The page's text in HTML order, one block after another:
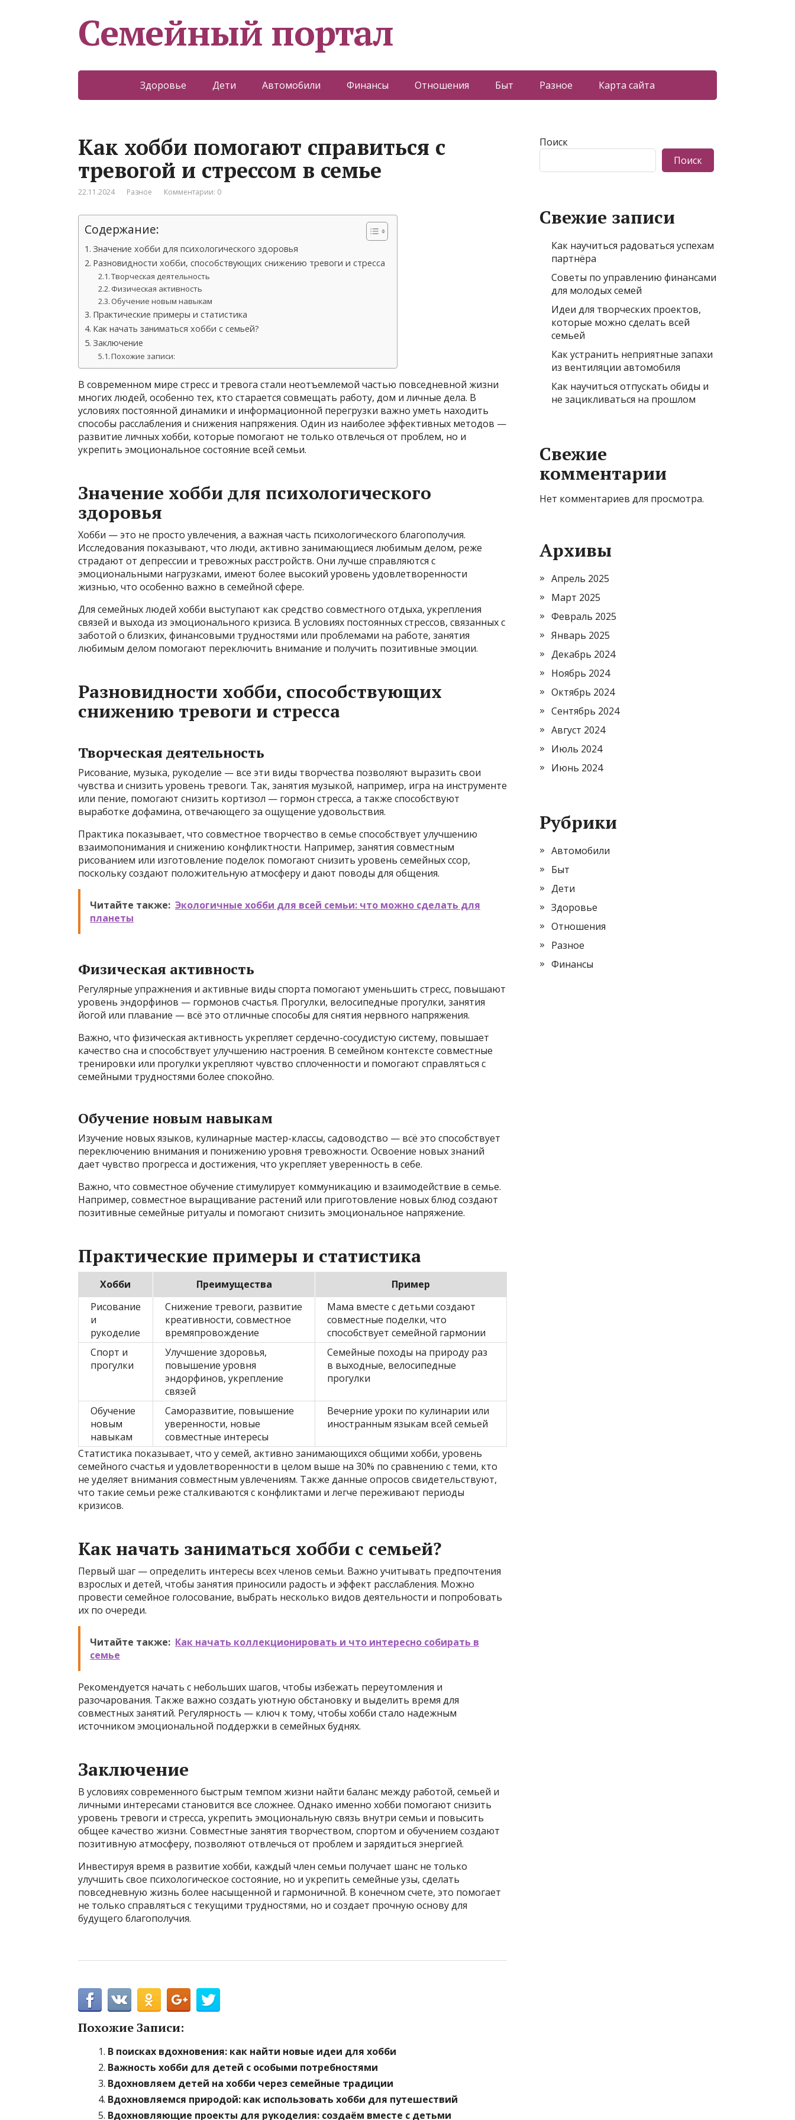
Семейный портал
Здоровье Дети Автомобили Финансы Отношения Быт Разное Карта сайта
Как хобби помогают справиться с
тревогой и стрессом в семье
22.11.2024 Разное Комментарии: 0
Содержание:
Значение хобби для психологического здоровья
Разновидности хобби, способствующих снижению тревоги и стресса
Творческая деятельность
Физическая активность
Обучение новым навыкам
Практические примеры и статистика
Как начать заниматься хобби с семьей?
Заключение
Похожие записи:
В современном мире стресс и тревога стали неотъемлемой частью повседневной жизни
многих людей, особенно тех, кто старается совмещать работу, дом и личные дела. В
условиях постоянной динамики и информационной перегрузки важно уметь находить
способы расслабления и снижения напряжения. Один из наиболее эффективных методов —
развитие личных хобби, которые помогают не только отвлечься от проблем, но и
укрепить эмоциональное состояние всей семьи.
Значение хобби для психологического
здоровья
Хобби — это не просто увлечения, а важная часть психологического благополучия.
Исследования показывают, что люди, активно занимающиеся любимым делом, реже
страдают от депрессии и тревожных расстройств. Они лучше справляются с
эмоциональными нагрузками, имеют более высокий уровень удовлетворенности
жизнью, что особенно важно в семейной сфере.
Для семейных людей хобби выступают как средство совместного отдыха, укрепления
связей и выхода из эмоционального кризиса. В условиях постоянных стрессов, связанных с
заботой о близких, финансовыми трудностями или проблемами на работе, занятия
любимым делом помогают переключить внимание и получить позитивные эмоции.
Разновидности хобби, способствующих
снижению тревоги и стресса
Творческая деятельность
Рисование, музыка, рукоделие — все эти виды творчества позволяют выразить свои
чувства и снизить уровень тревоги. Так, занятия музыкой, например, игра на инструменте
или пение, помогают снизить кортизол — гормон стресса, а также способствуют
выработке дофамина, отвечающего за ощущение удовольствия.
Практика показывает, что совместное творчество в семье способствует улучшению
взаимопонимания и снижению конфликтности. Например, занятия совместным
рисованием или изготовление поделок помогают снизить уровень семейных ссор,
поскольку создают положительную атмосферу и дают поводы для общения.
Читайте также: Экологичные хобби для всей семьи: что можно сделать для
планеты
Физическая активность
Регулярные упражнения и активные виды спорта помогают уменьшить стресс, повышают
уровень эндорфинов — гормонов счастья. Прогулки, велосипедные прогулки, занятия
йогой или плавание — всё это отличные способы для снятия нервного напряжения.
Важно, что физическая активность укрепляет сердечно-сосудистую систему, повышает
качество сна и способствует улучшению настроения. В семейном контексте совместные
тренировки или прогулки укрепляют чувство сплоченности и помогают справляться с
семейными трудностями более спокойно.
Обучение новым навыкам
Изучение новых языков, кулинарные мастер-классы, садоводство — всё это способствует
переключению внимания и понижению уровня тревожности. Освоение новых знаний
дает чувство прогресса и достижения, что укрепляет уверенность в себе.
Важно, что совместное обучение стимулирует коммуникацию и взаимодействие в семье.
Например, совместное выращивание растений или приготовление новых блюд создают
позитивные семейные ритуалы и помогают снизить эмоциональное напряжение.
Практические примеры и статистика
Хобби Преимущества
Пример
Рисование
и
рукоделие
Снижение тревоги, развитие
креативности, совместное
времяпровождение
Мама вместе с детьми создают
совместные поделки, что
способствует семейной гармонии
Спорт и
прогулки
Улучшение здоровья,
повышение уровня
эндорфинов, укрепление
связей
Семейные походы на природу раз
в выходные, велосипедные
прогулки
Обучение
новым
навыкам
Саморазвитие, повышение
уверенности, новые
совместные интересы
Вечерние уроки по кулинарии или
иностранным языкам всей семьей
Статистика показывает, что у семей, активно занимающихся общими хобби, уровень
семейного счастья и удовлетворенности в целом выше на 30% по сравнению с теми, кто
не уделяет внимания совместным увлечениям. Также данные опросов свидетельствуют,
что такие семьи реже сталкиваются с конфликтами и легче переживают периоды
кризисов.
Как начать заниматься хобби с семьей?
Первый шаг — определить интересы всех членов семьи. Важно учитывать предпочтения
взрослых и детей, чтобы занятия приносили радость и эффект расслабления. Можно
провести семейное голосование, выбрать несколько видов деятельности и попробовать
их по очереди.
Читайте также: Как начать коллекционировать и что интересно собирать в
семье
Рекомендуется начать с небольших шагов, чтобы избежать переутомления и
разочарования. Также важно создать уютную обстановку и выделить время для
совместных занятий. Регулярность — ключ к тому, чтобы хобби стало надежным
источником эмоциональной поддержки в семейных буднях.
Заключение
В условиях современного быстрым темпом жизни найти баланс между работой, семьей и
личными интересами становится все сложнее. Однако именно хобби помогают снизить
уровень тревоги и стресса, укрепить эмоциональную связь внутри семьи и повысить
общее качество жизни. Совместные занятия творчеством, спортом и обучением создают
позитивную атмосферу, позволяют отвлечься от проблем и зарядиться энергией.
Инвестируя время в развитие хобби, каждый член семьи получает шанс не только
улучшить свое психологическое состояние, но и укрепить семейные узы, сделать
повседневную жизнь более насыщенной и гармоничной. В конечном счете, это помогает
не только справляться с текущими трудностями, но и создает прочную основу для
будущего благополучия.
Похожие Записи:
В поисках вдохновения: как найти новые идеи для хобби
Важность хобби для детей с особыми потребностями
Вдохновляем детей на хобби через семейные традиции
Вдохновляемся природой: как использовать хобби для путешествий
Вдохновляющие проекты для рукоделия: создаём вместе с детьми
Поиск
Поиск
Свежие записи
Как научиться радоваться успехам
партнёра
Советы по управлению финансами
для молодых семей
Идеи для творческих проектов,
которые можно сделать всей
семьей
Как устранить неприятные запахи
из вентиляции автомобиля
Как научиться отпускать обиды и
не зацикливаться на прошлом
Свежие
комментарии
Нет комментариев для просмотра.
Архивы
Апрель 2025
Март 2025
Февраль 2025
Январь 2025
Декабрь 2024
Ноябрь 2024
Октябрь 2024
Сентябрь 2024
Август 2024
Июль 2024
Июнь 2024
Рубрики
Автомобили
Быт
Дети
Здоровье
Отношения
Разное
Финансы